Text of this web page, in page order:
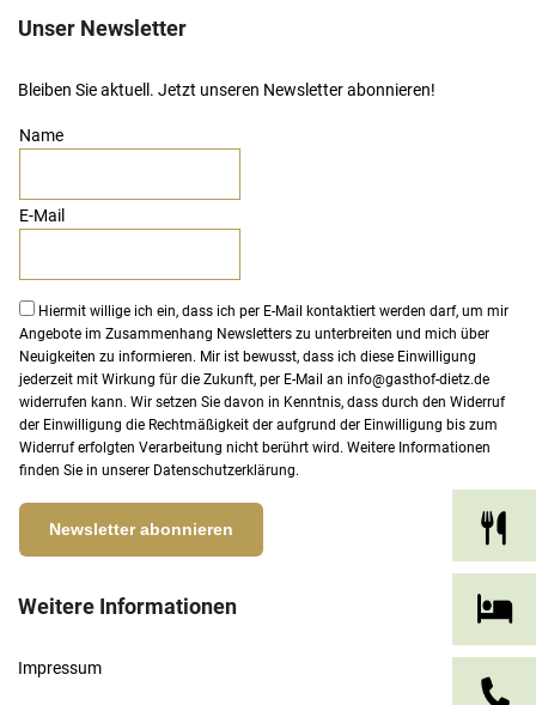
Unser Newsletter
Bleiben Sie aktuell. Jetzt unseren Newsletter abonnieren!
Name
E-Mail
Hiermit willige ich ein, dass ich per E-Mail kontaktiert werden darf, um mir
Angebote im Zusammenhang Newsletters zu unterbreiten und mich über
Neuigkeiten zu informieren. Mir ist bewusst, dass ich diese Einwilligung
jederzeit mit Wirkung für die Zukunft, per E-Mail an info@gasthof-dietz.de
widerrufen kann. Wir setzen Sie davon in Kenntnis, dass durch den Widerruf
der Einwilligung die Rechtmäßigkeit der aufgrund der Einwilligung bis zum
Widerruf erfolgten Verarbeitung nicht berührt wird. Weitere Informationen
finden Sie in unserer Datenschutzerklärung.
Weitere Informationen
Impressum